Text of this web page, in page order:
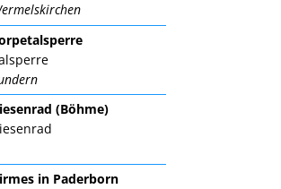
(Böhme)
in Paderborn